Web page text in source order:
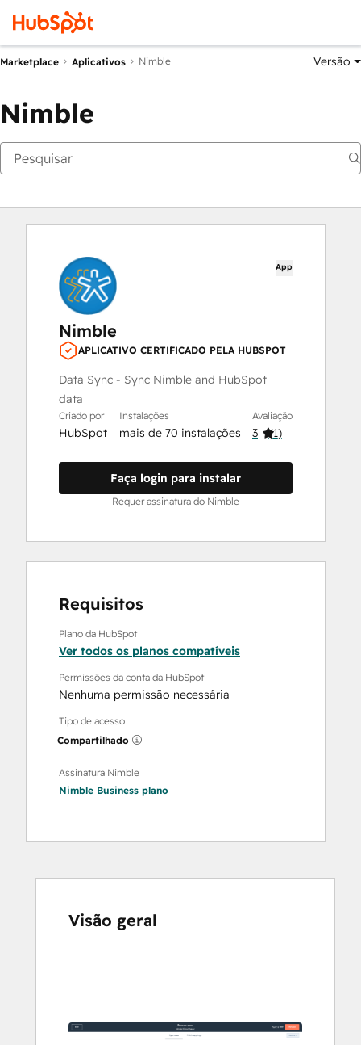
Marketplace Aplicativos Nimble Versão
Nimble
App
Nimble
APLICATIVO CERTIFICADO PELA HUBSPOT
Data Sync - Sync Nimble and HubSpot
data
Criado por
HubSpot
Instalações
mais de 70 instalações
Avaliação
3 (1)
Faça login para instalar
Requer assinatura do Nimble
Requisitos
Plano da HubSpot
Ver todos os planos compatíveis
Permissões da conta da HubSpot
Nenhuma permissão necessária
Tipo de acesso
Compartilhado
Assinatura Nimble
Nimble Business plano
Visão geral
ver